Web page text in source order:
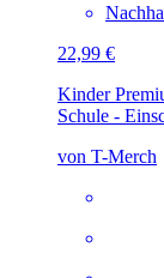
22,99 €
Kinder
Schule -
von T-Merch